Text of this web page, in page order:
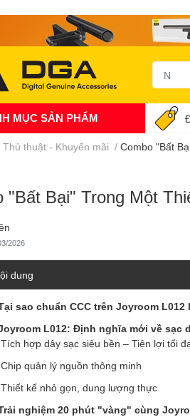
MỤC SẢN PHẨM
Thủ thuật - Khuyến mãi / Combo "Bất
"Bất Bại" Trong Một
2026
dung
sao chuẩn CCC trên Joyroom
L012: Định nghĩa mới về sạc
Tích hợp dây sạc siêu bền – Tiện lợi tối
Chip quản lý nguồn thông minh
Thiết kế nhỏ gọn, dung lượng thực
nghiệm 20 phút "vàng" cùng